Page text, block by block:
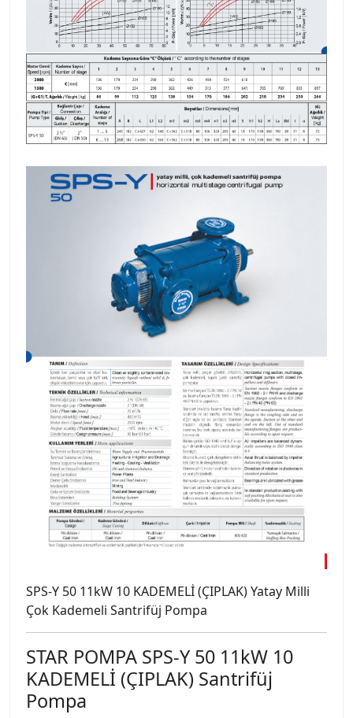
SPS-Y 50 11kW 10 KADEMELİ (ÇIPLAK) Yatay Milli
Çok Kademeli Santrifüj Pompa
STAR POMPA SPS-Y 50 11kW 10
KADEMELİ (ÇIPLAK) Santrifüj
Pompa